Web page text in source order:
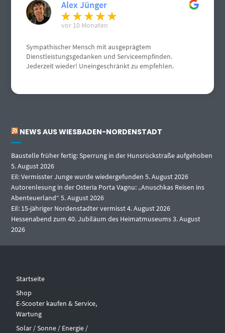
Alex Jünger
vor 10 Monaten
Sympathischer Mensch mit ausgeprägtem
Dienstleistungsgedanken und Serviceempfinden.
Jederzeit wieder! Uneingeschränkt zu empfehlen.
NEWS AUS WIESBADEN-NORDENSTADT
Baustelle früher fertig: Sperrung in der Hunsrückstraße aufgehoben
5. August 2026
Eil: Vermisster Junge wurde wiedergefunden 5. August 2026
Autorenlesung in der Osteria Porta Vagnu: „Anuschkas Reisen ins
Abenteuerland“ 5. August 2026
Eil: 15-jähriger Nordenstadter vermisst4. August 2026
Hessenabend zum 40. Jubiläum des Heimatmuseums3. August
2026
Startseite
Shop
E-Scooter kaufen & Service,
Wartung
Solar / Sonne / Energie /